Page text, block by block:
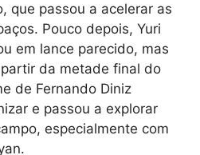
que passou a acelerar as
Pouco depois, Yuri
em lance parecido, mas
da metade final do
de Fernando Diniz
e passou a explorar
especialmente com